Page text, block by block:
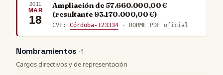
2011
MAR
18
Ampliación de 57.660.000,00 €
(resultante 93.170.000,00 €)
CVE:Córdoba-123334 · BORME PDF oficial
Nombramientos · 1
Cargos directivos y de representación